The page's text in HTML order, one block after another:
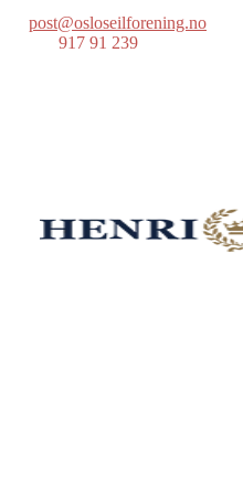
post@osloseilforening.no
917 91 239